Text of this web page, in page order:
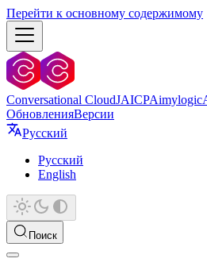
Перейти к основному содержимому
Conversational CloudJAICPAimylogic
ОбновленияВерсии
Русский
Русский
English
Поиск